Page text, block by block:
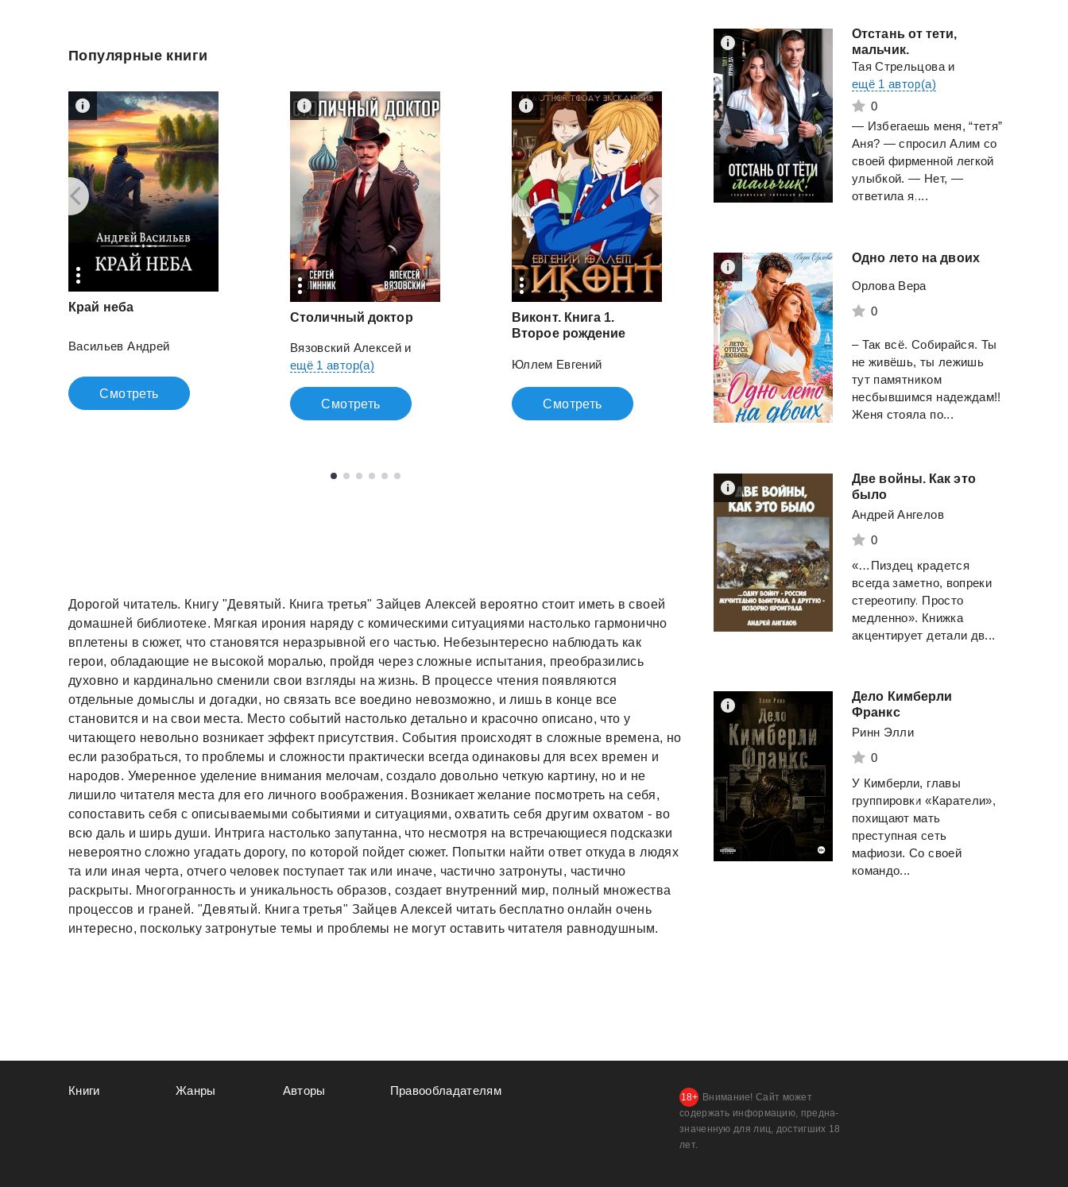
Популярные книги
Край неба
Васильев Андрей
Смотреть
Столичный доктор
Вязовский Алексейи
ещё 1 автор(а)
Смотреть
Виконт. Книга 1.
Второе рождение
Юллем Евгений
Смотреть
Предопределение.
Magic Dome Books
Смотреть Смотреть
Дорогой читатель. Книгу "Девятый. Книга третья" Зайцев Алексей вероятно стоит иметь в своей
домашней библиотеке. Мягкая ирония наряду с комическими ситуациями настолько гармонично
вплетены в сюжет, что становятся неразрывной его частью. Небезынтересно наблюдать как
герои, обладающие не высокой моралью, пройдя через сложные испытания, преобразились
духовно и кардинально сменили свои взгляды на жизнь. В процессе чтения появляются
отдельные домыслы и догадки, но связать все воедино невозможно, и лишь в конце все
становится и на свои места. Место событий настолько детально и красочно описано, что у
читающего невольно возникает эффект присутствия. События происходят в сложные времена, но
если разобраться, то проблемы и сложности практически всегда одинаковы для всех времен и
народов. Умеренное уделение внимания мелочам, создало довольно четкую картину, но и не
лишило читателя места для его личного воображения. Возникает желание посмотреть на себя,
сопоставить себя с описываемыми событиями и ситуациями, охватить себя другим охватом - во
всю даль и ширь души. Интрига настолько запутанна, что несмотря на встречающиеся подсказки
невероятно сложно угадать дорогу, по которой пойдет сюжет. Попытки найти ответ откуда в людях
та или иная черта, отчего человек поступает так или иначе, частично затронуты, частично
раскрыты. Многогранность и уникальность образов, создает внутренний мир, полный множества
процессов и граней. "Девятый. Книга третья" Зайцев Алексей читать бесплатно онлайн очень
интересно, поскольку затронутые темы и проблемы не могут оставить читателя равнодушным.
Отстань от тети,
мальчик.
Тая Стрельцоваи
ещё 1 автор(а)
0
— Избегаешь меня, “тетя”
Аня? — спросил Алим со
своей фирменной легкой
улыбкой. — Нет, —
ответила я,...
Одно лето на двоих
Орлова Вера
0
– Так всё. Собирайся. Ты
не живёшь, ты лежишь
тут памятником
несбывшимся надеждам!!
Женя стояла по...
Две войны. Как это
было
Андрей Ангелов
0
«…Пиздец крадется
всегда заметно, вопреки
стереотипу. Просто
медленно». Книжка
акцентирует детали дв...
Дело Кимберли
Франкс
Ринн Элли
0
У Кимберли, главы
группировки «Каратели»,
похищают мать
преступная сеть
мафиози. Со своей
командо...
Книги Жанры Авторы Правообладателям
Внимание! Сайт может
содержать информацию, предна­
значенную для лиц, дости­гших 18
лет.